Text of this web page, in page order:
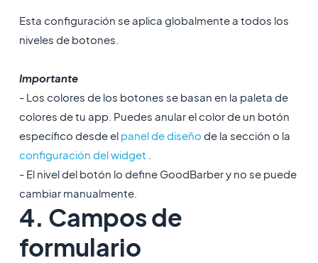
Esta configuración se aplica globalmente a todos los
niveles de botones.
Importante
- Los colores de los botones se basan en la paleta de
colores de tu app. Puedes anular el color de un botón
específico desde el panel de diseño de la sección o la
configuración del widget
- El nivel del botón lo define GoodBarber y no se puede
cambiar manualmente.
4. Campos de
formulario